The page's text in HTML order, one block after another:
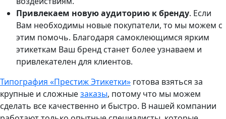
Привлекаем новую аудиторию к бренду. Если
Вам необходимы новые покупатели, то мы можем с
этим помочь. Благодаря самоклеющимся ярким
этикеткам Ваш бренд станет более узнаваем и
привлекателен для клиентов.
Типография «Престиж Этикетки» готова взяться за
крупные и сложныезаказы, потому что мы можем
сделать все качественно и быстро. В нашей компании